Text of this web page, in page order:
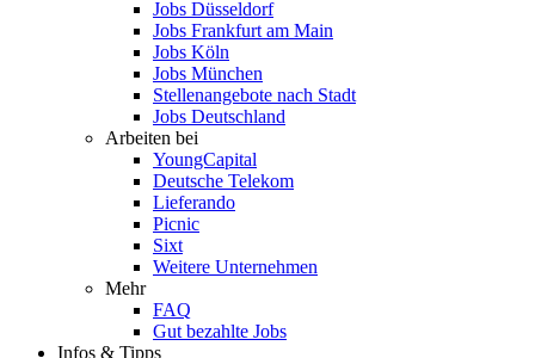
Jobs Düsseldorf
Jobs Frankfurt am Main
Jobs Köln
Jobs München
Stellenangebote nach Stadt
Jobs Deutschland
Arbeiten bei
YoungCapital
Deutsche Telekom
Lieferando
Picnic
Sixt
Weitere Unternehmen
Mehr
FAQ
Gut bezahlte Jobs
Infos & Tipps